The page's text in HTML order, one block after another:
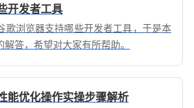
开发者工具
歌浏览器支持哪些开发者工具，于是本
答，希望对大家有所帮助。
能优化操作实操步骤解析